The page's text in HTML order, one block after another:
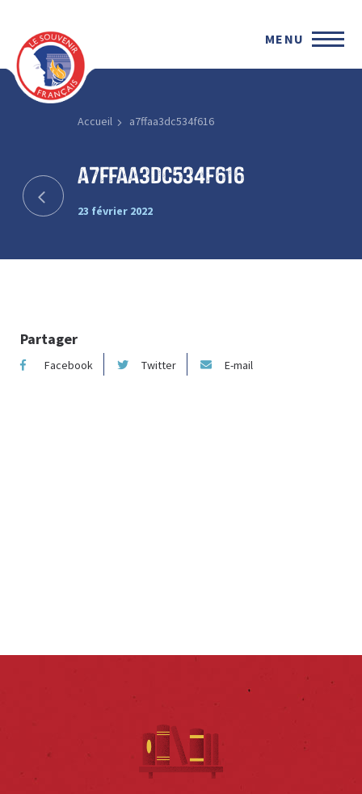
MENU
Accueil a7ffaa3dc534f616
a7ffaa3dc534f616
23 février 2022
Partager
Facebook Twitter E-mail